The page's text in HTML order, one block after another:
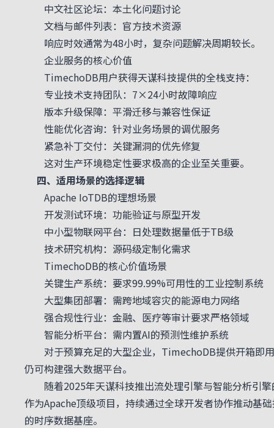
中文社区论坛：本土化问题讨论
文档与邮件列表：官方技术资源
响应时效通常为48小时，复杂问题解决周期较长。
企业服务的核心价值
TimechoDB用户获得天谋科技提供的全栈支持：
专业技术支持团队：7×24小时故障响应
版本升级保障：平滑迁移与兼容性保证
性能优化咨询：针对业务场景的调优服务
紧急补丁交付：关键漏洞的优先修复
这对生产环境稳定性要求极高的企业至关重要。
四、适用场景的选择逻辑
Apache IoTDB的理想场景
开发测试环境：功能验证与原型开发
中小型物联网平台：日处理数据量低于TB级
技术研究机构：源码级定制化需求
TimechoDB的核心价值场景
关键生产系统：要求99.99%可用性的工业控制系统
大型集团部署：需跨地域容灾的能源电力网络
强合规性行业：金融、医疗等审计要求严格领域
智能分析平台：需内置AI的预测性维护系统
对于预算充足的大型企业，TimechoDB提供开箱即用
仍可构建强大数据平台。
随着2025年天谋科技推出流处理引擎与智能分析引
作为Apache顶级项目，持续通过全球开发者协作推动基
的时序数据基座。